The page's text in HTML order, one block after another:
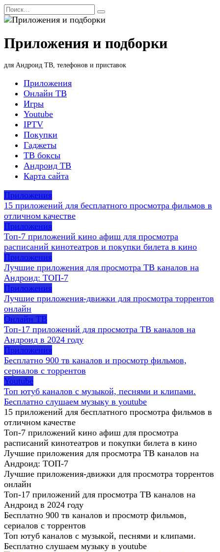
Перейти
к
Search
for:
Приложения и подборки
для Андроид ТВ, телефонов и приставок
Приложения
Онлайн ТВ
Игры
Youtube
IPTV
Покупки
Гаджеты
ТВ боксы
Андроид ТВ
Карта сайта
Приложения
15 приложений для бесплатного просмотра фильмов в
отличном качестве
Приложения
Топ-7 приложений кино афиш для просмотра
расписаний кинотеатров и покупки билета в кино
Приложения
Лучшие приложения для просмотра ТВ каналов на
Андроид: ТОП-7
Приложения
Лучшие приложения-движки для просмотра торрентов
онлайн
Онлайн ТВ
Топ-17 приложений для просмотра ТВ каналов на
Андроид в 2024 году
Приложения
Бесплатно 900 тв каналов и просмотр фильмов,
сериалов с торрентов
Youtube
Топ ютуб каналов с музыкой, песнями и клипами.
Бесплатно слушаем музыку в youtube
15 приложений для бесплатного просмотра фильмов в
отличном качестве
Топ-7 приложений кино афиш для просмотра
расписаний кинотеатров и покупки билета в кино
Лучшие приложения для просмотра ТВ каналов на
Андроид: ТОП-7
Лучшие приложения-движки для просмотра торрентов
онлайн
Топ-17 приложений для просмотра ТВ каналов на
Андроид в 2024 году
Бесплатно 900 тв каналов и просмотр фильмов,
сериалов с торрентов
Топ ютуб каналов с музыкой, песнями и клипами.
Бесплатно слушаем музыку в youtube